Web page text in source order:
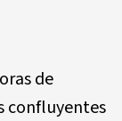
de
confluyentes